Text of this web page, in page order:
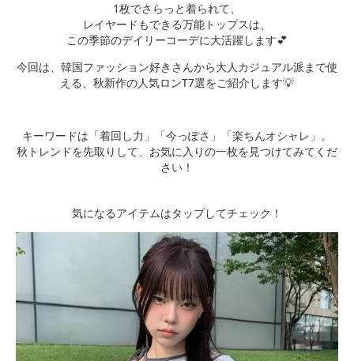
1枚でさらっと着られて、
レイヤードもできる万能トップスは、
この季節のデイリーコーデに大活躍します💕
今回は、韓国ファッション好きさんから大人カジュアル派まで使
える、秋新作の人気ロンT7選をご紹介します💡
キーワードは「着回し力」「今っぽさ」「楽ちんオシャレ」。
秋トレンドを先取りして、お気に入りの一枚を見つけてみてくだ
さい！
気になるアイテムはタップしてチェック！